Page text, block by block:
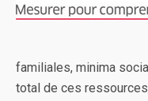
familiales, minima
total de ces